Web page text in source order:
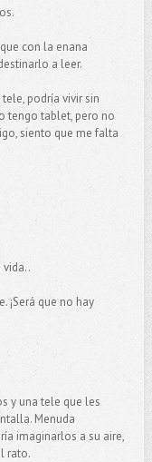
con la enana
a leer.
podría vivir sin
tengo tablet, pero no
siento que me falta
¡Será que no hay
y una tele que les
Menuda
imaginarlos a su aire,
rato.